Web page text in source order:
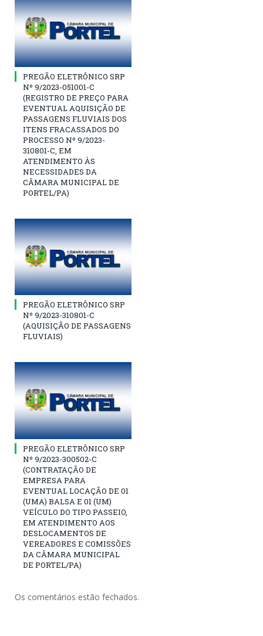
PREGÃO ELETRÔNICO SRP
Nº 9/2023-051001-C
(REGISTRO DE PREÇO PARA
EVENTUAL AQUISIÇÃO DE
PASSAGENS FLUVIAIS DOS
ITENS FRACASSADOS DO
PROCESSO Nº 9/2023-
310801-C, EM
ATENDIMENTO ÀS
NECESSIDADES DA
CÂMARA MUNICIPAL DE
PORTEL/PA)
PREGÃO ELETRÔNICO SRP
Nº 9/2023-310801-C
(AQUISIÇÃO DE PASSAGENS
FLUVIAIS)
PREGÃO ELETRÔNICO SRP
Nº 9/2023-300502-C
(CONTRATAÇÃO DE
EMPRESA PARA
EVENTUAL LOCAÇÃO DE 01
(UMA) BALSA E 01 (UM)
VEÍCULO DO TIPO PASSEIO,
EM ATENDIMENTO AOS
DESLOCAMENTOS DE
VEREADORES E COMISSÕES
DA CÂMARA MUNICIPAL
DE PORTEL/PA)
Os comentários estão fechados.